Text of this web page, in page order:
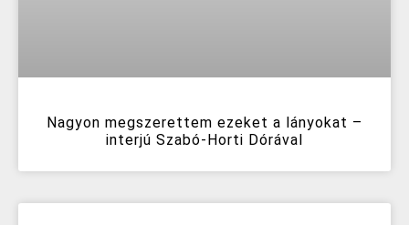
Nagyon megszerettem ezeket a lányokat –
interjú Szabó-Horti Dórával